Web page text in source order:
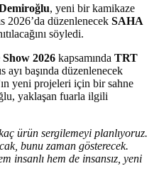
, yeni bir kamikaze
2026’da düzenlenecek SAHA
söyledi.
2026 kapsamında TRT
ayı başında düzenlenecek
yeni projeleri için bir sahne
yaklaşan fuarla ilgili
ürün sergilemeyi planlıyoruz.
bunu zaman gösterecek.
insanlı hem de insansız, yeni